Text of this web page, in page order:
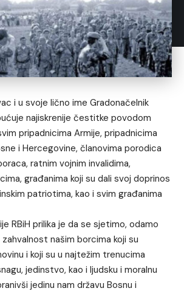
i u svoje lično ime Gradonačelnik
najiskrenije čestitke povodom
pripadnicima Armije, pripadnicima
i Hercegovine, članovima porodica
ratnim vojnim invalidima,
građanima koji su dali svoj doprinos
patriotima, kao i svim građanima
RBiH prilika je da se sjetimo, odamo
našim borcima koji su
i koji su u najtežim trenucima
jedinstvo, kao i ljudsku i moralnu
jedinu nam državu Bosnu i